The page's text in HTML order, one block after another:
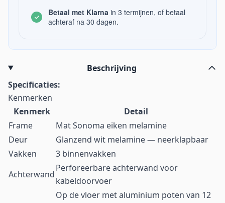
Betaal met Klarna in 3 termijnen, of betaal
achteraf na 30 dagen.
Beschrijving
Specificaties:
Kenmerken
Kenmerk
Detail
Frame
Mat Sonoma eiken melamine
Deur
Glanzend wit melamine — neerklapbaar
Vakken
3 binnenvakken
Achterwand
Perforeerbare achterwand voor
kabeldoorvoer
Op de vloer met aluminium poten van 12